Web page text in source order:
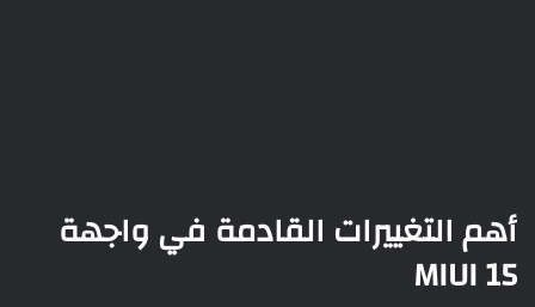
أهم التغييرات القادمة في واجهة
MIUI 15